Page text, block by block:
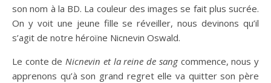
son nom à la BD. La couleur des images se fait plus sucrée.
On y voit une jeune fille se réveiller, nous devinons qu’il
s’agit de notre héroïne Nicnevin Oswald.
Le conte deNicnevin et la reine de sangcommence, nous y
apprenons qu’à son grand regret elle va quitter son père